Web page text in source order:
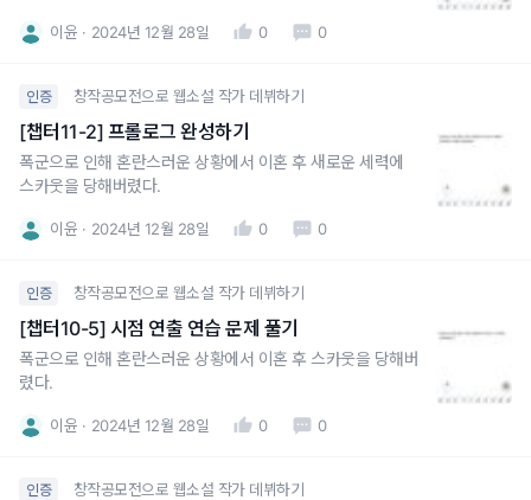
이윤 2024년 12월 28일 0 0
인증 창작공모전으로 웹소설 작가 데뷔하기
[챕터11-2] 프롤로그 완성하기
폭군으로 인해 혼란스러운 상황에서 이혼 후 새로운 세력에
스카웃을 당해버렸다.
이윤 2024년 12월 28일 0 0
인증 창작공모전으로 웹소설 작가 데뷔하기
[챕터10-5] 시점 연출 연습 문제 풀기
폭군으로 인해 혼란스러운 상황에서 이혼 후 스카웃을 당해버
렸다.
이윤 2024년 12월 28일 0 0
인증 창작공모전으로 웹소설 작가 데뷔하기